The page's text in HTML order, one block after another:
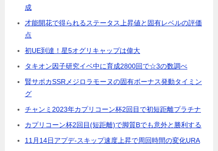
成
才能開花で得られるステータス上昇値と固有レベルの評価
点
初UE到達！星5オグリキャップは偉大
タキオン因子研究イベ中に育成2800回で☆3の数調べ
賢サポカSSRメジロラモーヌの固有ボーナス発動タイミン
グ
チャンミ2023年カプリコーン杯2回目で初短距離プラチナ
カプリコーン杯2回目(短距離)で脚質Bでも意外と勝利する
11月14日アプデ-スキップ速度上昇で周回時間の変化URA